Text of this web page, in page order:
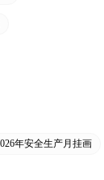
年安全生产月挂画